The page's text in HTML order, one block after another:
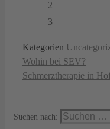
2
3
Kategorien
Wohin bei SEV?
Schmerztherapie in
Suchen nach: